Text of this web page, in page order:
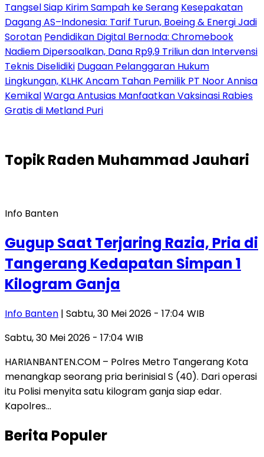
Tangsel Siap Kirim Sampah ke Serang Kesepakatan
Dagang AS–Indonesia: Tarif Turun, Boeing & Energi Jadi
Sorotan Pendidikan Digital Bernoda: Chromebook
Nadiem Dipersoalkan, Dana Rp9,9 Triliun dan Intervensi
Teknis Diselidiki Dugaan Pelanggaran Hukum
Lingkungan, KLHK Ancam Tahan Pemilik PT Noor Annisa
KemikalWarga Antusias Manfaatkan Vaksinasi Rabies
Gratis di Metland Puri
TopikRaden Muhammad Jauhari
Info Banten
Gugup Saat Terjaring Razia, Pria di
Tangerang Kedapatan Simpan 1
Kilogram Ganja
Info Banten | Sabtu, 30 Mei 2026 - 17:04 WIB
Sabtu, 30 Mei 2026 - 17:04 WIB
HARIANBANTEN.COM – Polres Metro Tangerang Kota
menangkap seorang pria berinisial S (40). Dari operasi
itu Polisi menyita satu kilogram ganja siap edar.
Kapolres…
Berita Populer